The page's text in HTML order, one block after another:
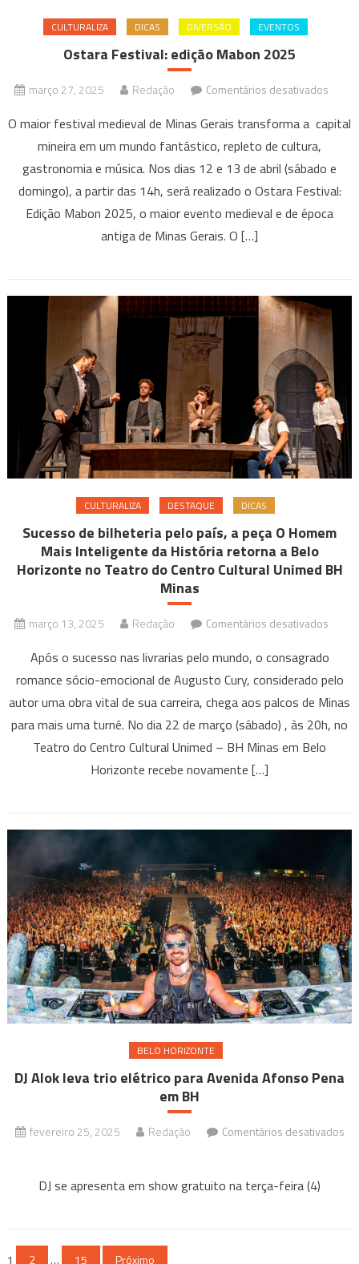
CULTURALIZA DICAS DIVERSÃO EVENTOS
Ostara Festival: edição Mabon 2025
março 27, 2025 Redação Comentários desativados
2025
O maior festival medieval de Minas Gerais transforma a capital
mineira em um mundo fantástico, repleto de cultura,
gastronomia e música. Nos dias 12 e 13 de abril (sábado e
domingo), a partir das 14h, será realizado o Ostara Festival:
Edição Mabon 2025, o maior evento medieval e de época
antiga de Minas Gerais. O […]
CULTURALIZA DESTAQUE DICAS
Sucesso de bilheteria pelo país, a peça O Homem
Mais Inteligente da História retorna a Belo
Horizonte no Teatro do Centro Cultural Unimed BH
Minas
março 13, 2025 Redação Comentários desativados
de
pelo
país,
a
Belo
no
Teatro
do
Minas
Após o sucesso nas livrarias pelo mundo, o consagrado
romance sócio-emocional de Augusto Cury, considerado pelo
autor uma obra vital de sua carreira, chega aos palcos de Minas
para mais uma turnê. No dia 22 de março (sábado) , às 20h, no
Teatro do Centro Cultural Unimed – BH Minas em Belo
Horizonte recebe novamente […]
BELO HORIZONTE
DJ Alok leva trio elétrico para Avenida Afonso Pena
em BH
fevereiro 25, 2025 Redação
Comentários desativados
Alok
trio
DJ se apresenta em show gratuito na terça-feira (4)
1 2 … 15 Próximo